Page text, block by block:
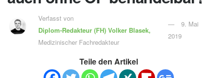
Verfasst von
Diplom-Redakteur (FH)Volker Blasek,
Medizinischer Fachredakteur
9. Mai
2019
Teile den Artikel